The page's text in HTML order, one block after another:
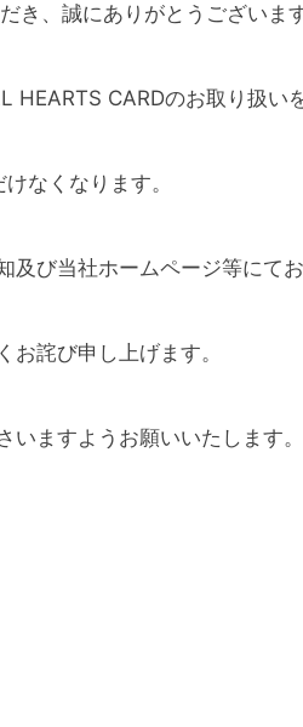
き、誠にありがとうございま
CARDのお取り扱い
なくなります。
及び当社ホームページ等にて
詫び申し上げます。
いますようお願いいたします。